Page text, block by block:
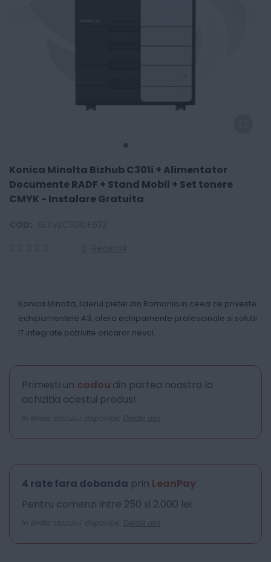
Konica Minolta Bizhub C301i + Alimentator
Documente RADF + Stand Mobil + Set tonere
CMYK - Instalare Gratuita
Konica Minolta, liderul pietei din Romania in ceea ce priveste
echipamentele A3, ofera echipamente profesionale si solutii
IT integrate potrivite oricaror nevoi.
Primesti un cadou din partea noastra la
achizitia acestui produs!
In limita stocului disponibil. Detalii aici
4 rate fara dobanda prin LeanPay.
Pentru comenzi intre 250 si 2.000 lei.
In limita stocului disponibil. Detalii aici